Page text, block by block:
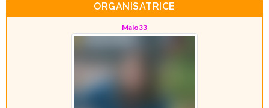
ORGANISATRICE
Malo33